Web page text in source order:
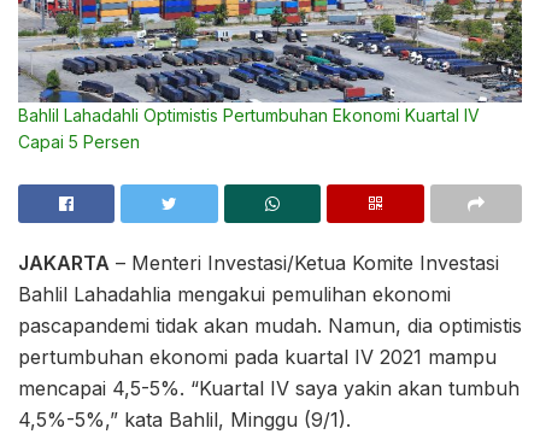
Bahlil Lahadahli Optimistis Pertumbuhan Ekonomi Kuartal IV
Capai 5 Persen
JAKARTA – Menteri Investasi/Ketua Komite Investasi
Bahlil Lahadahlia mengakui pemulihan ekonomi
pascapandemi tidak akan mudah. Namun, dia optimistis
pertumbuhan ekonomi pada kuartal IV 2021 mampu
mencapai 4,5-5%. “Kuartal IV saya yakin akan tumbuh
4,5%-5%,” kata Bahlil, Minggu (9/1).